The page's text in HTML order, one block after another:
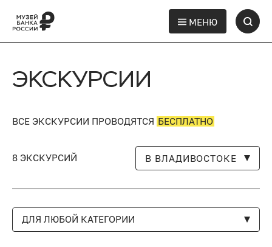
МЕНЮ
ЭКСКУРСИИ
ВСЕ ЭКСКУРСИИ ПРОВОДЯТСЯ БЕСПЛАТНО
8 ЭКСКУРСИЙ В ВЛАДИВОСТОКЕ
ДЛЯ ЛЮБОЙ КАТЕГОРИИ